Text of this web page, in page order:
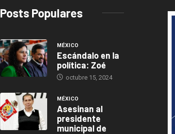
Posts Populares
MÉXICO
Escándalo en la
política: Zoé
octubre 15, 2024
MÉXICO
Asesinan al
presidente
municipal de